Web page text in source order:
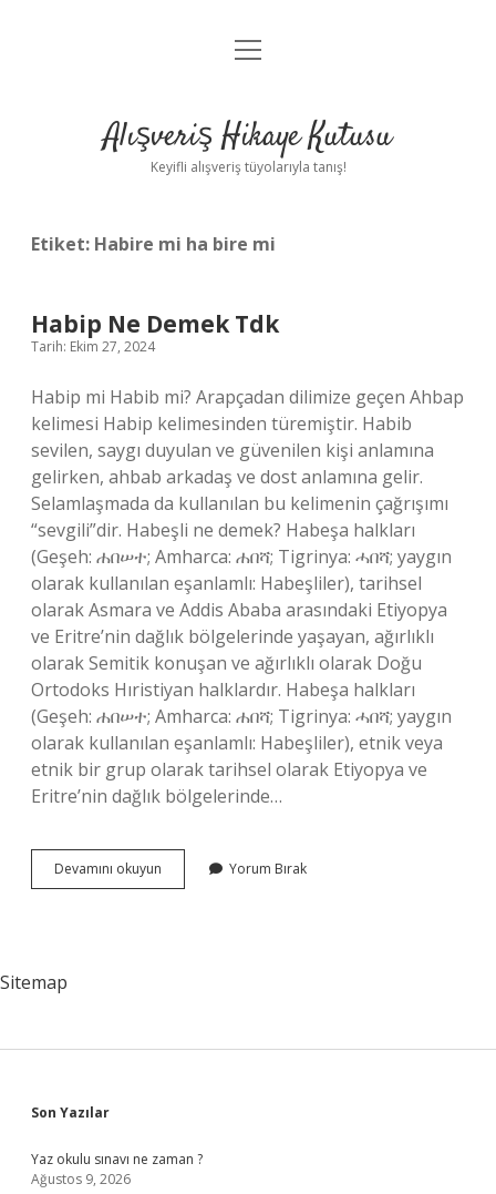
Anasayfa
Yasal Uyarı
menüyü
Alışveriş Hikaye Kutusu
Keyifli alışveriş tüyolarıyla tanış!
Etiket: Habire mi ha bire mi
Habip Ne Demek Tdk
Tarih: Ekim 27, 2024
Habip mi Habib mi? Arapçadan dilimize geçen Ahbap
kelimesi Habip kelimesinden türemiştir. Habib
sevilen, saygı duyulan ve güvenilen kişi anlamına
gelirken, ahbab arkadaş ve dost anlamına gelir.
Selamlaşmada da kullanılan bu kelimenin çağrışımı
“sevgili”dir. Habeşli ne demek? Habeşa halkları
(Geşeh: ሐበሠተ; Amharca: ሐበሻ; Tigrinya: ሓበሻ; yaygın
olarak kullanılan eşanlamlı: Habeşliler), tarihsel
olarak Asmara ve Addis Ababa arasındaki Etiyopya
ve Eritre’nin dağlık bölgelerinde yaşayan, ağırlıklı
olarak Semitik konuşan ve ağırlıklı olarak Doğu
Ortodoks Hıristiyan halklardır. Habeşa halkları
(Geşeh: ሐበሠተ; Amharca: ሐበሻ; Tigrinya: ሓበሻ; yaygın
olarak kullanılan eşanlamlı: Habeşliler), etnik veya
etnik bir grup olarak tarihsel olarak Etiyopya ve
Eritre’nin dağlık bölgelerinde…
Devamını okuyun
Ne
Yorum Bırak
Sitemap
Sidebar
Son Yazılar
Yaz okulu sınavı ne zaman ?
Ağustos 9, 2026